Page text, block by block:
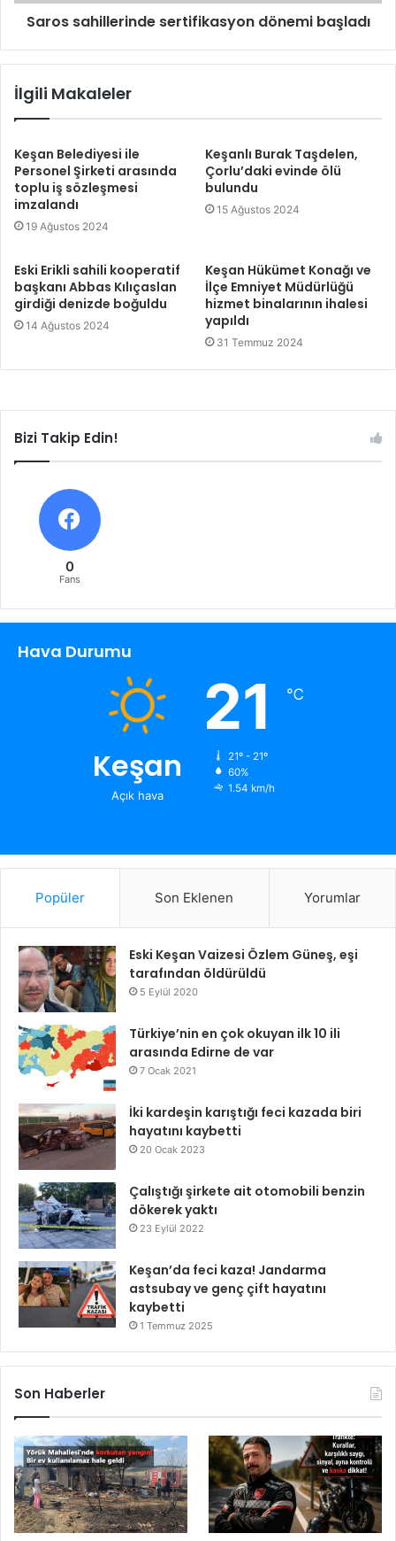
Saros sahillerinde sertifikasyon dönemi başladı
İlgili Makaleler
Keşan Belediyesi ile
Personel Şirketi arasında
toplu iş sözleşmesi
imzalandı
19 Ağustos 2024
Keşanlı Burak Taşdelen,
Çorlu’daki evinde ölü
bulundu
15 Ağustos 2024
Eski Erikli sahili kooperatif
başkanı Abbas Kılıçaslan
girdiği denizde boğuldu
14 Ağustos 2024
Keşan Hükümet Konağı ve
İlçe Emniyet Müdürlüğü
hizmet binalarının ihalesi
yapıldı
31 Temmuz 2024
Bizi Takip Edin!
0
Fans
Hava Durumu
Keşan
Açık hava
21 ℃
21º - 21º
60%
1.54 km/h
Popüler Son Eklenen Yorumlar
Eski Keşan Vaizesi Özlem Güneş, eşi
tarafından öldürüldü
5 Eylül 2020
Türkiye’nin en çok okuyan ilk 10 ili
arasında Edirne de var
7 Ocak 2021
İki kardeşin karıştığı feci kazada biri
hayatını kaybetti
20 Ocak 2023
Çalıştığı şirkete ait otomobili benzin
dökerek yaktı
23 Eylül 2022
Keşan’da feci kaza! Jandarma
astsubay ve genç çift hayatını
kaybetti
1 Temmuz 2025
Son Haberler